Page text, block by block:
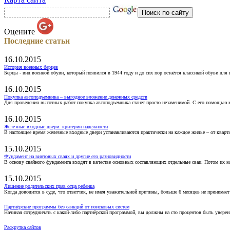
Оцените
Последние статьи
16.10.2015
История военных берцев
Берцы - вид военной обуви, который появился в 1944 году и до сих пор остаётся классикой обуви
16.10.2015
Покупка автоподъемника – выгодное вложение денежных средств
Для проведения высотных работ покупка автоподъемника станет просто незаменимой. С его
16.10.2015
Железные входные двери: критерии надежности
В настоящее время железные входные двери устанавливаются практически на каждое жилье – от
15.10.2015
Фундамент на винтовых сваях и другие его разновидности
В основу свайного фундамента входят в качестве основных составляющих отдельные сваи. Потом их
15.10.2015
Лишение родительских прав отца ребенка
Когда доводится в суде, что ответчик, не имея уважительной причины, больше 6 месяцев не
Партнёрские программы без санкций от поисковых систем
Начиная сотрудничать с какой-либо партнёрской программой, вы должны на сто процентов быть
Раскрутка сайтов